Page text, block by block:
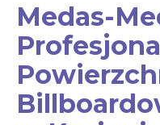
Medas-